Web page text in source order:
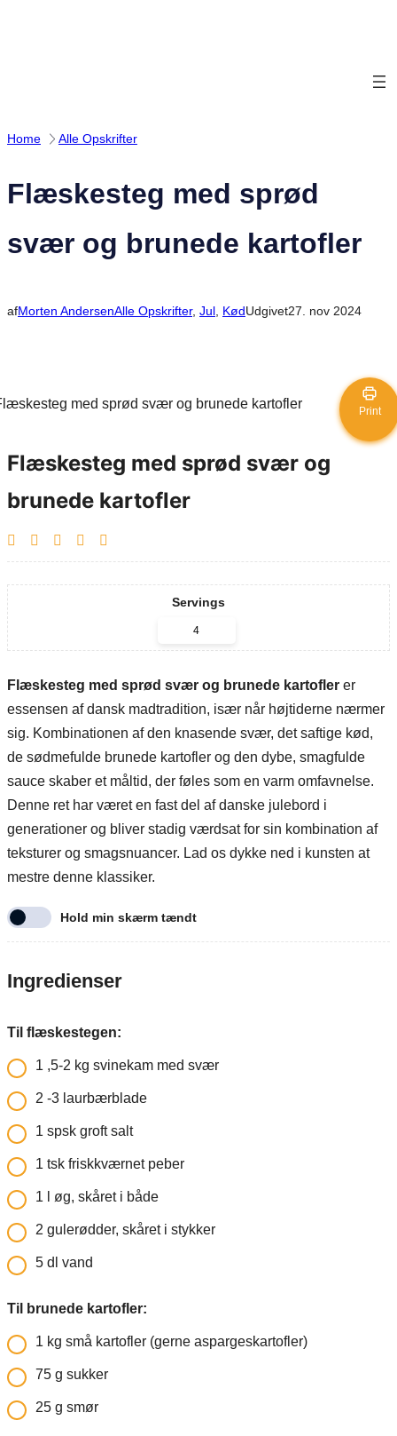
Home Alle Opskrifter
Flæskesteg med sprød
svær og brunede kartofler
afMorten AndersenAlle Opskrifter, Jul KødUdgivet27. nov 2024
Print
Flæskesteg med sprød svær og
brunede kartofler
Servings
Flæskesteg med sprød svær og brunede kartofler er
essensen af dansk madtradition, især når højtiderne nærmer
sig. Kombinationen af den knasende svær, det saftige kød,
de sødmefulde brunede kartofler og den dybe, smagfulde
sauce skaber et måltid, der føles som en varm omfavnelse.
Denne ret har været en fast del af danske julebord i
generationer og bliver stadig værdsat for sin kombination af
teksturer og smagsnuancer. Lad os dykke ned i kunsten at
mestre denne klassiker.
Hold min skærm tændt
Ingredienser
Til flæskestegen:
1 ,5-2 kg svinekam med svær
2 -3 laurbærblade
1 spsk groft salt
1 tsk friskkværnet peber
1 øg, skåret i både
2 gulerødder, skåret i stykker
5 dl vand
Til brunede kartofler:
1 kg små kartofler (gerne aspargeskartofler)
75 g sukker
25 g smør